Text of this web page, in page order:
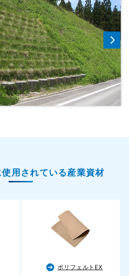
用されている産業資材
ポリフェルトEX